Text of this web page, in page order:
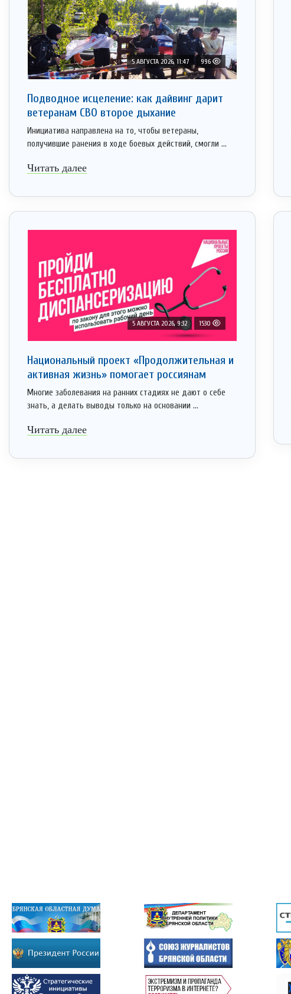
5 АВГУСТА 2026, 11:47 996
Подводное исцеление: как дайвинг дарит
ветеранам СВО второе дыхание
Инициатива направлена на то, чтобы ветераны,
получившие ранения в ходе боевых действий, смогли ...
Читать далее
5 АВГУСТА 2026, 9:32 1530
Национальный проект «Продолжительная и
активная жизнь» помогает россиянам
Многие заболевания на ранних стадиях не дают о себе
знать, а делать выводы только на основании ...
Читать далее